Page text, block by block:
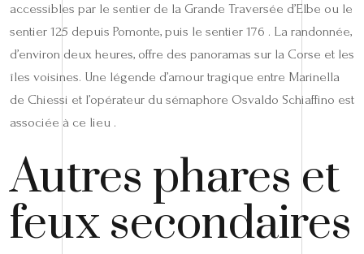
accessibles par le sentier de la Grande Traversée d’Elbe ou le
sentier 125 depuis Pomonte, puis le sentier 176 . La randonnée,
d’environ deux heures, offre des panoramas sur la Corse et les
îles voisines. Une légende d’amour tragique entre Marinella
de Chiessi et l’opérateur du sémaphore Osvaldo Schiaffino est
associée à ce lieu .
Autres phares et
feux secondaires